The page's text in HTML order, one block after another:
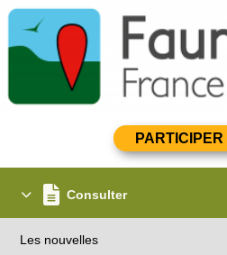
Consulter
Les nouvelles